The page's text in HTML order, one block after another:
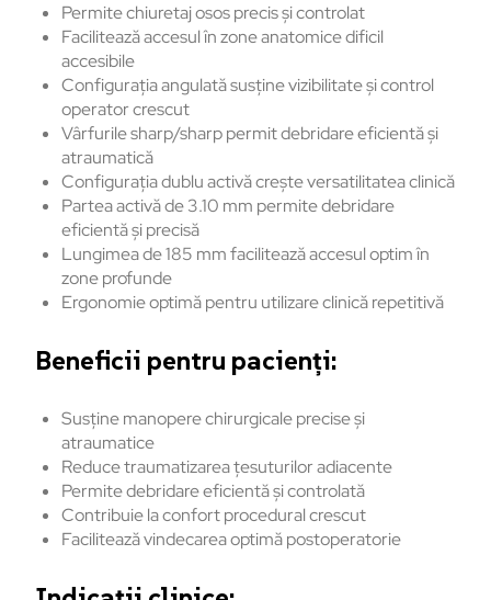
Permite chiuretaj osos precis și controlat
Facilitează accesul în zone anatomice dificil
accesibile
Configurația angulată susține vizibilitate și control
operator crescut
Vârfurile sharp/sharp permit debridare eficientă și
atraumatică
Configurația dublu activă crește versatilitatea clinică
Partea activă de 3.10 mm permite debridare
eficientă și precisă
Lungimea de 185 mm facilitează accesul optim în
zone profunde
Ergonomie optimă pentru utilizare clinică repetitivă
Beneficii pentru pacienți:
Susține manopere chirurgicale precise și
atraumatice
Reduce traumatizarea țesuturilor adiacente
Permite debridare eficientă și controlată
Contribuie la confort procedural crescut
Facilitează vindecarea optimă postoperatorie